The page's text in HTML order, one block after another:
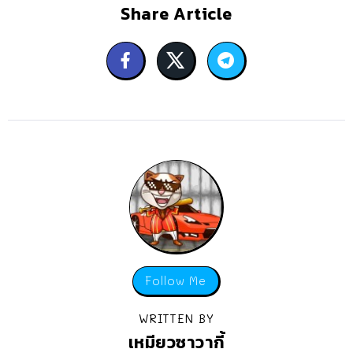
Share Article
Follow Me
WRITTEN BY
เหมียวซาวากี้